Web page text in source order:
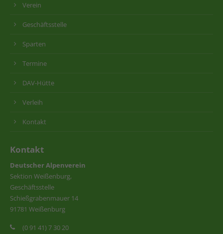
Verein
Geschäftsstelle
Sparten
Termine
DAV-Hütte
Verleih
Kontakt
Kontakt
Deutscher Alpenverein
Sektion Weißenburg,
Geschäftsstelle
Schießgrabenmauer 14
91781 Weißenburg
(0 91 41) 7 30 20